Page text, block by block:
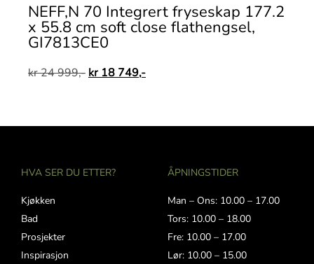
NEFF,N 70 Integrert fryseskap 177.2
x 55.8 cm soft close flathengsel,
GI7813CE0
kr24 999,- kr18 749,-
HVA SER DU ETTER?
Kjøkken
Bad
Prosjekter
Inspirasjon
ÅPNINGSTIDER
Man – Ons: 10.00 – 17.00
Tors: 10.00 – 18.00
Fre: 10.00 – 17.00
Lør: 10.00 – 15.00